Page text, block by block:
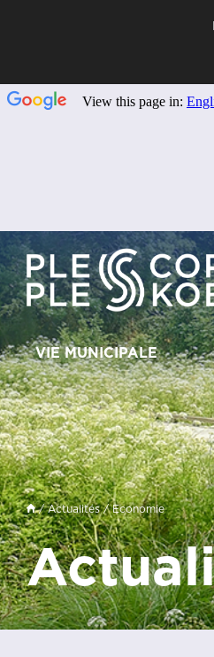
Confort +
VIE MUNICIPALE
/Actualités/ Economie